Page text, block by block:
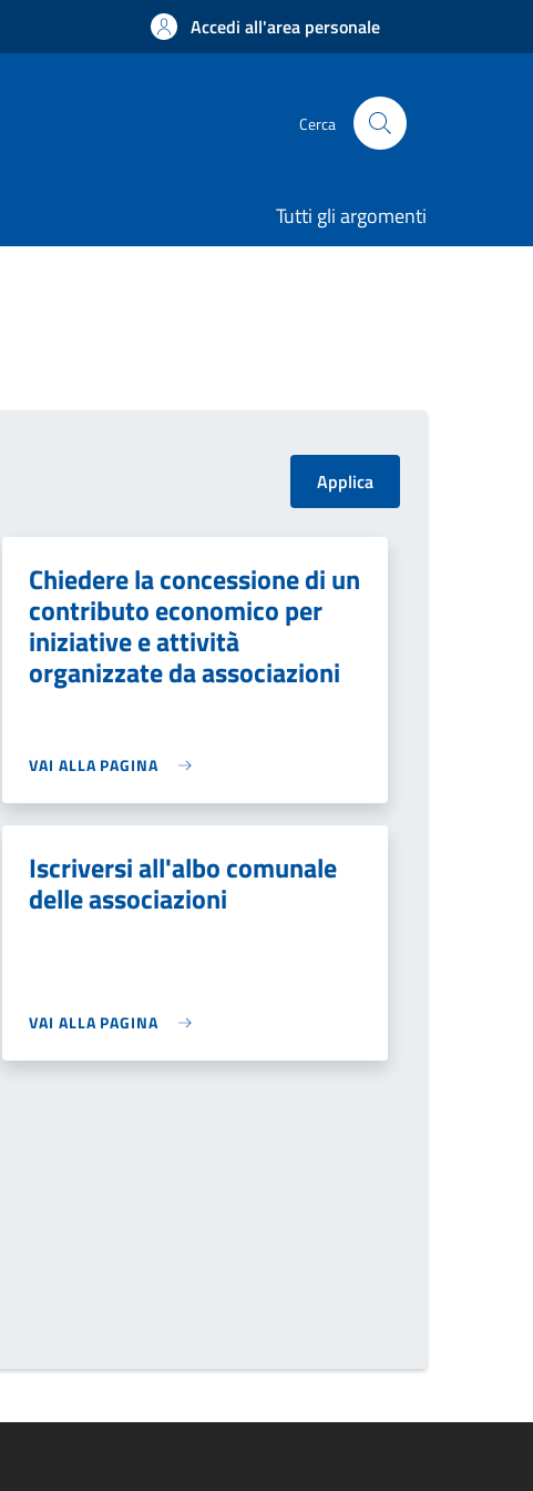
Accedi all'area personale
Cerca
Tutti gli argomenti
Chiedere la concessione di un
contributo economico per
iniziative e attività
organizzate da associazioni
VAI ALLA PAGINA
Iscriversi all'albo comunale
delle associazioni
VAI ALLA PAGINA